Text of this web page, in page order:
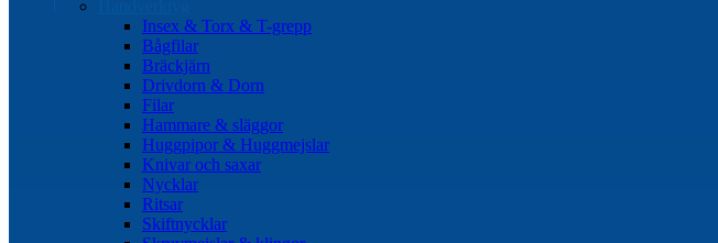
Insex & Torx & T-grepp
Bågfilar
Bräckjärn
Drivdorn & Dorn
Filar
Hammare & släggor
Huggpipor & Huggmejslar
Knivar och saxar
Nycklar
Ritsar
Skiftnycklar